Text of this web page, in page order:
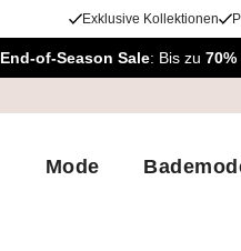
Exklusive Kollektionen
End-of-Season Sale: Bis zu 70%
Mode